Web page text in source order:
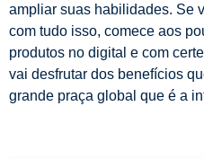
ampliar suas habilidades. Se
com tudo isso, comece aos
produtos no digital e com
vai desfrutar dos benefícios
grande praça global que é a